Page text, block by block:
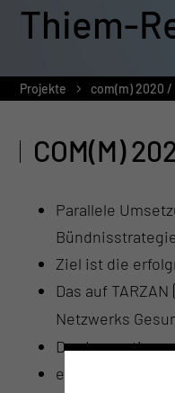
Thiem-
Projekte com(m) 2020 /
COM(M)
Parallele
Ziel ist die
Das auf TARZAN
Netzwerks
Das
enge